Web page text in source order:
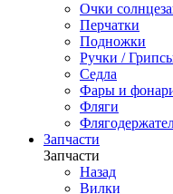
Очки
Перчатки
Подножки
Ручки /
Седла
Фары и
Фляги
Запчасти
Запчасти
Назад
Вилки